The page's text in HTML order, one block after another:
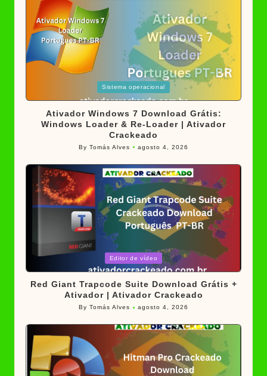
in
Sistema operacional
Ativador Windows 7 Download Grátis:
Windows Loader & Re-Loader | Ativador
Crackeado
Posted
ByTomás Alves agosto 4, 2026
Posted
in
Editor de vídeo
Red Giant Trapcode Suite Download Grátis +
Ativador | Ativador Crackeado
Posted
ByTomás Alves agosto 4, 2026